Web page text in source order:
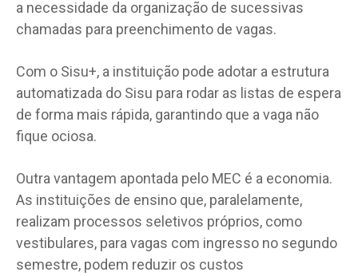
a necessidade da organização de sucessivas
chamadas para preenchimento de vagas.
Com o Sisu+, a instituição pode adotar a estrutura
automatizada do Sisu para rodar as listas de espera
de forma mais rápida, garantindo que a vaga não
fique ociosa.
Outra vantagem apontada pelo MEC é a economia.
As instituições de ensino que, paralelamente,
realizam processos seletivos próprios, como
vestibulares, para vagas com ingresso no segundo
semestre, podem reduzir os custos